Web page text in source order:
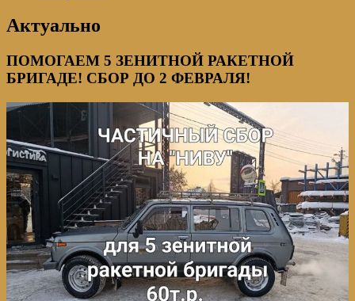
Актуально
ПОМОГАЕМ 5 ЗЕНИТНОЙ РАКЕТНОЙ
БРИГАДЕ! СБОР ДО 2 ФЕВРАЛЯ!